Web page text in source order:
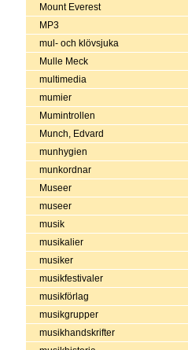
Mount Everest
MP3
mul- och klövsjuka
Mulle Meck
multimedia
mumier
Mumintrollen
Munch, Edvard
munhygien
munkordnar
Museer
museer
musik
musikalier
musiker
musikfestivaler
musikförlag
musikgrupper
musikhandskrifter